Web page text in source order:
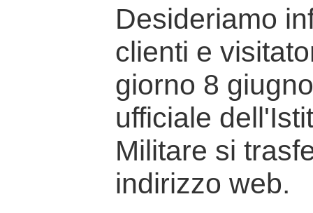
Desideriamo
clienti e
giorno 8
ufficiale
Militare si
indirizzo web.